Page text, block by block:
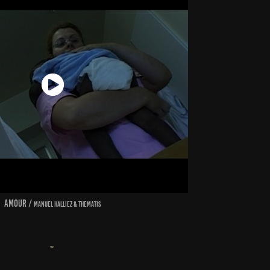
amour /manuel Halliez & thematis